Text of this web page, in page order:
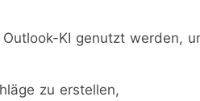
KI genutzt werden,
zu erstellen,